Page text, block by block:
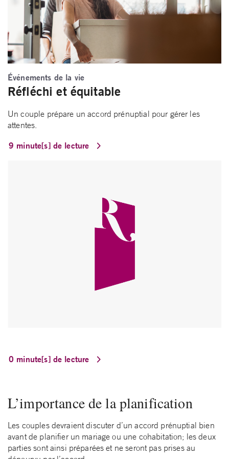
Événements de la vie
Réfléchi et équitable
Un couple prépare un accord prénuptial pour gérer les
attentes.
9 minute[s] de lecture
0 minute[s] de lecture
L’importance de la planification
Les couples devraient discuter d’un accord prénuptial bien
avant de planifier un mariage ou une cohabitation; les deux
parties sont ainsi préparées et ne seront pas prises au